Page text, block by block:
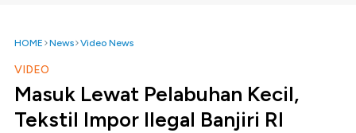
HOME News Video News
VIDEO
Masuk Lewat Pelabuhan Kecil,
Tekstil Impor Ilegal Banjiri RI